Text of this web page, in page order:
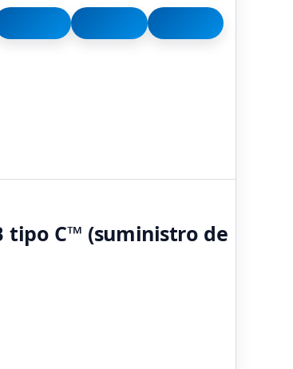
tipo C™ (suministro de